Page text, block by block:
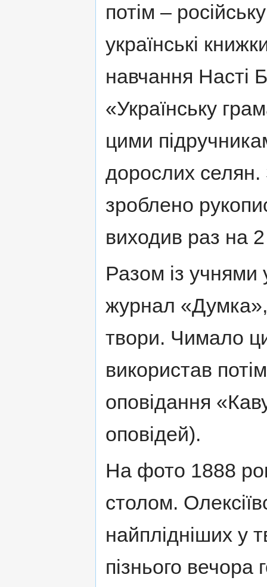
потім –
українські
навчання Насті
«Українську
цими
дорослих селян.
зроблено
виходив раз на
Разом із учнями
журнал «Думка»,
твори. Чимало
використав
оповідання
оповідей).
На фото 1888
столом.
найплідніших у
пізнього вечора